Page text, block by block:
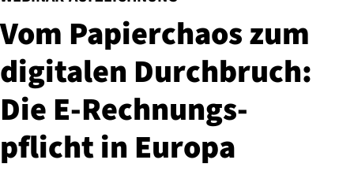
Vom Papierchaos zum
digitalen Durchbruch:
Die E-Rech­nungs­
pflicht in Europa